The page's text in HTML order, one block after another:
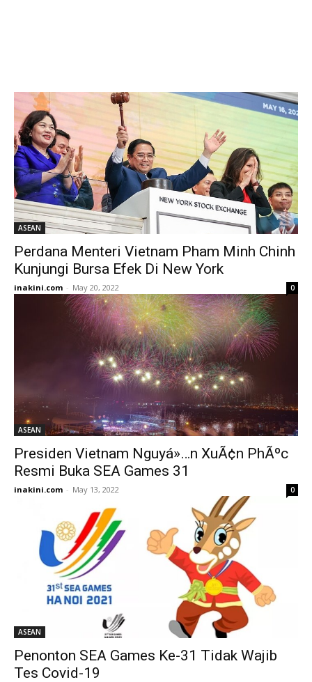
ASEAN
Perdana Menteri Vietnam Pham Minh Chinh
Kunjungi Bursa Efek Di New York
inakini.com - May 20, 2022 0
ASEAN
Presiden Vietnam Nguyá»…n XuÃ¢n PhÃºc
Resmi Buka SEA Games 31
inakini.com - May 13, 2022 0
ASEAN
Penonton SEA Games Ke-31 Tidak Wajib
Tes Covid-19